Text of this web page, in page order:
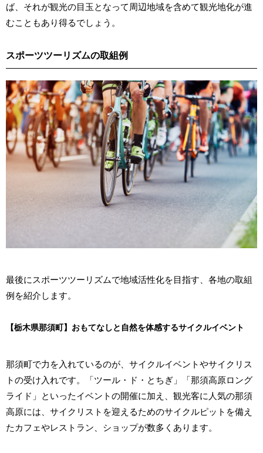
ば、それが観光の目玉となって周辺地域を含めて観光地化が進
むこともあり得るでしょう。
スポーツツーリズムの取組例
最後にスポーツツーリズムで地域活性化を目指す、各地の取組
例を紹介します。
【栃木県那須町】おもてなしと自然を体感するサイクルイベント
那須町で力を入れているのが、サイクルイベントやサイクリス
トの受け入れです。「ツール・ド・とちぎ」「那須高原ロング
ライド」といったイベントの開催に加え、観光客に人気の那須
高原には、サイクリストを迎えるためのサイクルピットを備え
たカフェやレストラン、ショップが数多くあります。